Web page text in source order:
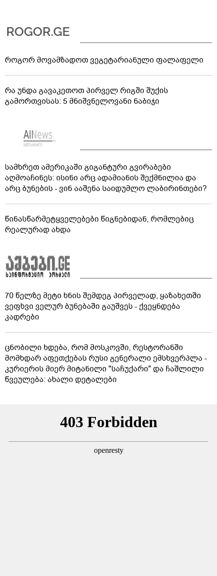
როგორ მოვამზადოთ ვეგეტარიანული ფალაფელი
რა უნდა გავაკეთოთ პირველ რიგში შუქის
გამორთვისას: 5 მნიშვნელოვანი ნაბიჯი
სამხრეთ ამერიკაში გიგანტური გვირაბები
აღმოაჩინეს: ისინი არც ადამიანის შექმნილია და
არც ბუნების - ვინ ააშენა საიდუმლო ლაბირინთები?
წინასწარმეტყველებები წიგნებიდან, რომლებიც
რეალურად ახდა
70 წელზე მეტი ხნის შემდეგ პირველად, ყაზახეთში
ვეფხვი ველურ ბუნებაში გაუშვეს - ქვეყნდება
კადრები
ცნობილი ხდება, რომ მოსკოვში, რესტორანში
მომხდარ აფეთქებას რუსი გენერალი ემსხვერპლა -
კურიერის მიერ მიტანილი "საჩუქარი" და ჩაშლილი
წვეულება: ახალი დეტალები